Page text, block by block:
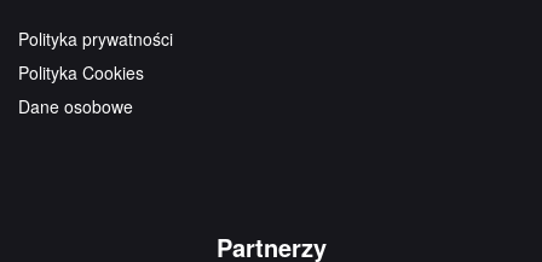
Polityka prywatności
Polityka Cookies
Dane osobowe
Partnerzy